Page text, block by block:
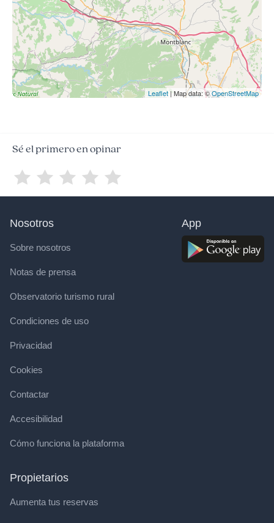
Leaflet | Map data: ©OpenStreetMap
Sé el primero en opinar
Nosotros
Sobre nosotros
Notas de prensa
Observatorio turismo rural
Condiciones de uso
Privacidad
Cookies
Contactar
Accesibilidad
Cómo funciona la plataforma
Propietarios
Aumenta tus reservas
App